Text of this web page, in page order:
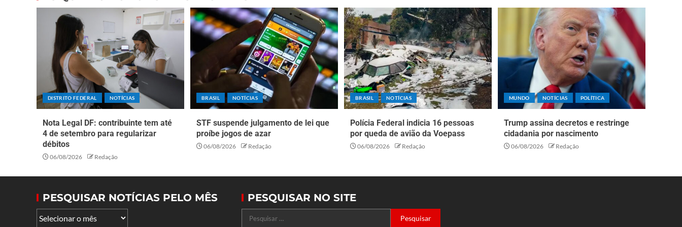
DISTRITO FEDERAL NOTÍCIAS
Nota Legal DF: contribuinte tem até
4 de setembro para regularizar
débitos
06/08/2026 Redação
BRASIL NOTÍCIAS
STF suspende julgamento de lei que
proíbe jogos de azar
06/08/2026 Redação
BRASIL NOTÍCIAS
Polícia Federal indicia 16 pessoas
por queda de avião da Voepass
06/08/2026 Redação
MUNDO NOTÍCIAS POLÍTICA
Trump assina decretos e restringe
cidadania por nascimento
06/08/2026 Redação
PESQUISAR NOTÍCIAS PELO MÊS PESQUISAR NO SITE